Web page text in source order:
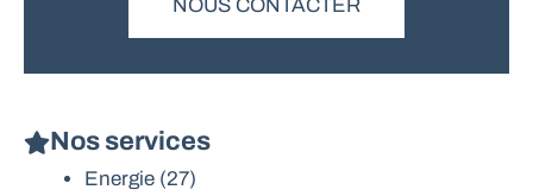
NOUS CONTACTER
Nos services
Energie (27)